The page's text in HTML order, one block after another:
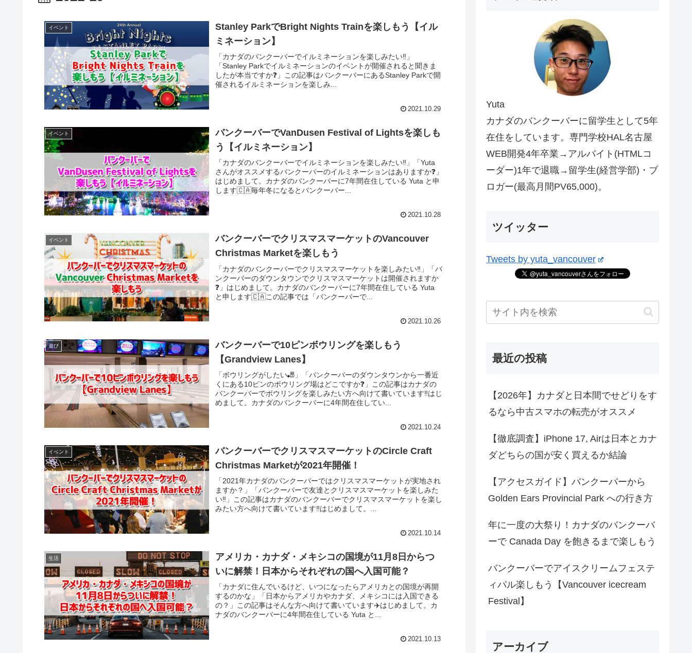
イベント
Stanley ParkでBright Nights Trainを楽しもう【イル
ミネーション】
「カナダのバンクーバーでイルミネーションを楽しみたい‼️」
「Stanley Parkでイルミネーションのイベントが開催されると聞きま
したが本当ですか❓」この記事はバンクーバーにあるStanley Parkで開
催されるイルミネーションを楽しみ...
2021.10.29
イベント
バンクーバーでVanDusen Festival of Lightsを楽しも
う【イルミネーション】
「カナダのバンクーバーでイルミネーションを楽しみたい‼️」「Yuta
さんがオススメするバンクーバーのイルミネーションはありますか❓」
はじめまして。カナダのバンクーバーに7年間在住している Yuta と申
します🇨🇦毎年冬になるとバンクーバー...
2021.10.28
イベント
バンクーバーでクリスマスマーケットのVancouver
Christmas Marketを楽しもう
「カナダのバンクーバーでクリスマスマーケットを楽しみたい‼️」「バ
ンクーバーのダウンタウンでクリスマスマーケットは開催されますか
❓」はじめまして。カナダのバンクーバーに7年間在住している Yuta
と申します🇨🇦この記事では「バンクーバーで...
2021.10.26
遊び
バンクーバーで10ピンボウリングを楽しもう
【Grandview Lanes】
「ボウリングがしたい🎳」「バンクーバーのダウンタウンから一番近
くにある10ピンのボウリング場はどこですか❓」この記事はカナダの
バンクーバーでボウリングを楽しみたい方へ向けて書いています‼️はじ
めまして。カナダのバンクーバーに4年間在住してい...
2021.10.24
イベント
バンクーバーでクリスマスマーケットのCircle Craft
Christmas Marketが2021年開催！
「2021年カナダのバンクーバーではクリスマスマーケットが実地され
ますか？」「バンクーバーで友達とクリスマスマーケットを楽しみた
い‼️」この記事はカナダのバンクーバーでクリスマスマーケットを楽し
みたい方へ向けて書いています‼️はじめまして。...
2021.10.14
生活
アメリカ・カナダ・メキシコの国境が11月8日からつ
いに解禁！日本からそれぞれの国へ入国可能？
「カナダに住んでいるけど、いつになったらアメリカとの国境が再開
するのかな」「日本からアメリカやカナダ、メキシコには入国できる
の？」この記事はそんな方へ向けて書いています✈️はじめまして。カ
ナダのバンクーバーに4年間在住している Yuta と...
2021.10.13
Yuta
カナダのバンクーバーに留学生として5年
在住をしています。専門学校HAL名古屋
WEB開発4年卒業→アルバイト(HTMLコ
ーダー)1年で退職→留学生(経営学部)・ブ
ロガー(最高月間PV65,000)。
ツイッター
Tweets by yuta_vancouver
最近の投稿
【2026年】カナダと日本間でせどりをす
るなら中古スマホの転売がオススメ
【徹底調査】iPhone 17, Airは日本とカナ
ダどちらの国が安く買えるか結論
【アクセスガイド】バンクーバーから
Golden Ears Provincial Park への行き方
年に一度の大祭り！カナダのバンクーバ
ーで Canada Day を飽きるまで楽しもう
バンクーバーでアイスクリームフェステ
ィバル楽しもう【Vancouver icecream
Festival】
アーカイブ